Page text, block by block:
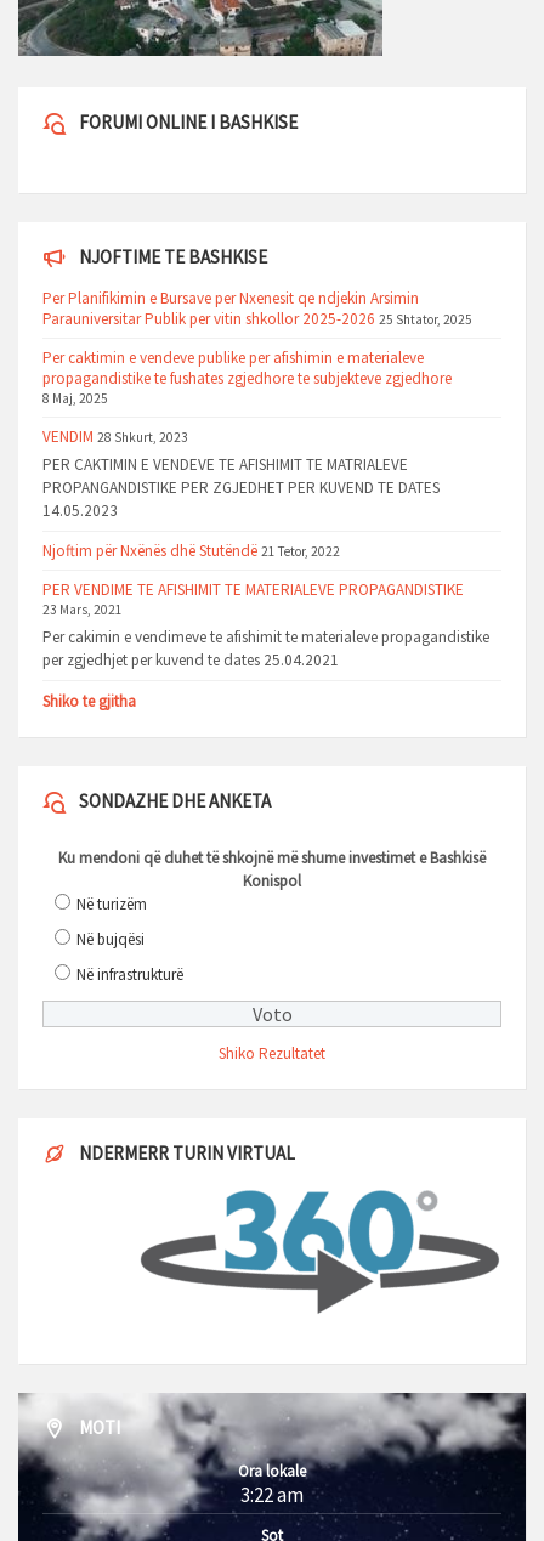
FORUMI ONLINE I BASHKISE
NJOFTIME TE BASHKISE
Per Planifikimin e Bursave per Nxenesit qe ndjekin Arsimin
Parauniversitar Publik per vitin shkollor 2025-2026 25 Shtator, 2025
Per caktimin e vendeve publike per afishimin e materialeve
propagandistike te fushates zgjedhore te subjekteve zgjedhore
8 Maj, 2025
VENDIM 28 Shkurt, 2023
PER CAKTIMIN E VENDEVE TE AFISHIMIT TE MATRIALEVE
PROPANGANDISTIKE PER ZGJEDHET PER KUVEND TE DATES
14.05.2023
Njoftim për Nxënës dhë Stutëndë 21 Tetor, 2022
PER VENDIME TE AFISHIMIT TE MATERIALEVE PROPAGANDISTIKE
23 Mars, 2021
Per cakimin e vendimeve te afishimit te materialeve propagandistike
per zgjedhjet per kuvend te dates 25.04.2021
Shiko te gjitha
SONDAZHE DHE ANKETA
Ku mendoni që duhet të shkojnë më shume investimet e Bashkisë
Konispol
Në turizëm
Në bujqësi
Në infrastrukturë
Shiko Rezultatet
NDERMERR TURIN VIRTUAL
MOTI
Ora lokale
3:22 am
Sot